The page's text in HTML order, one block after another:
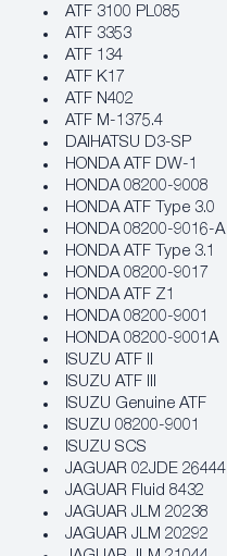
ATF 3100 PL085
ATF 3353
ATF 134
ATF K17
ATF N402
ATF M-1375.4
DAIHATSU D3-SP
HONDA ATF DW-1
HONDA 08200-9008
HONDA ATF Type 3.0
HONDA 08200-9016-A
HONDA ATF Type 3.1
HONDA 08200-9017
HONDA ATF Z1
HONDA 08200-9001
HONDA 08200-9001A
ISUZU ATF II
ISUZU ATF III
ISUZU Genuine ATF
ISUZU 08200-9001
ISUZU SCS
JAGUAR 02JDE 26444
JAGUAR Fluid 8432
JAGUAR JLM 20238
JAGUAR JLM 20292